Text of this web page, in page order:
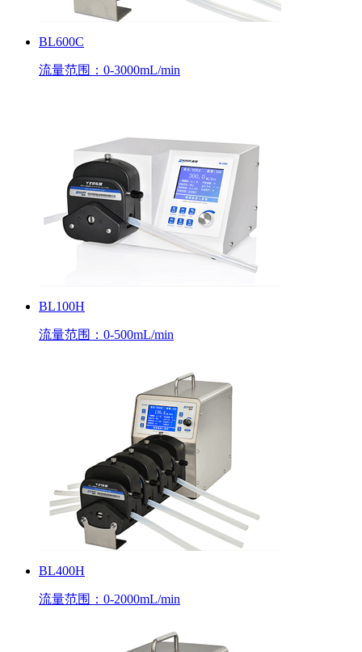
BL600C
流量范围：0-3000mL/min
BL100H
流量范围：0-500mL/min
BL400H
流量范围：0-2000mL/min